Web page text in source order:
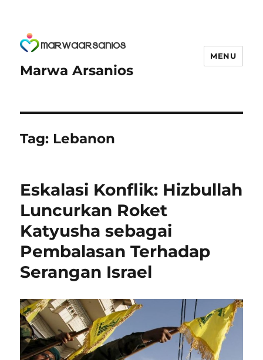
Marwa Arsanios
MENU
Tag: Lebanon
Eskalasi Konflik: Hizbullah
Luncurkan Roket
Katyusha sebagai
Pembalasan Terhadap
Serangan Israel